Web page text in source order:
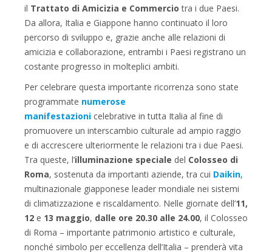
il Trattato di Amicizia e Commercio tra i due Paesi.
Da allora, Italia e Giappone hanno continuato il loro
percorso di sviluppo e, grazie anche alle relazioni di
amicizia e collaborazione, entrambi i Paesi registrano un
costante progresso in molteplici ambiti.
Per celebrare questa importante ricorrenza sono state
programmate numerose
manifestazioni celebrative in tutta Italia al fine di
promuovere un interscambio culturale ad ampio raggio
e di accrescere ulteriormente le relazioni tra i due Paesi.
Tra queste, l’illuminazione speciale del Colosseo di
Roma, sostenuta da importanti aziende, tra cui Daikin,
multinazionale giapponese leader mondiale nei sistemi
di climatizzazione e riscaldamento. Nelle giornate dell’11,
12 e 13 maggio, dalle ore 20.30 alle 24.00, il Colosseo
di Roma – importante patrimonio artistico e culturale,
nonché simbolo per eccellenza dell’Italia – prenderà vita